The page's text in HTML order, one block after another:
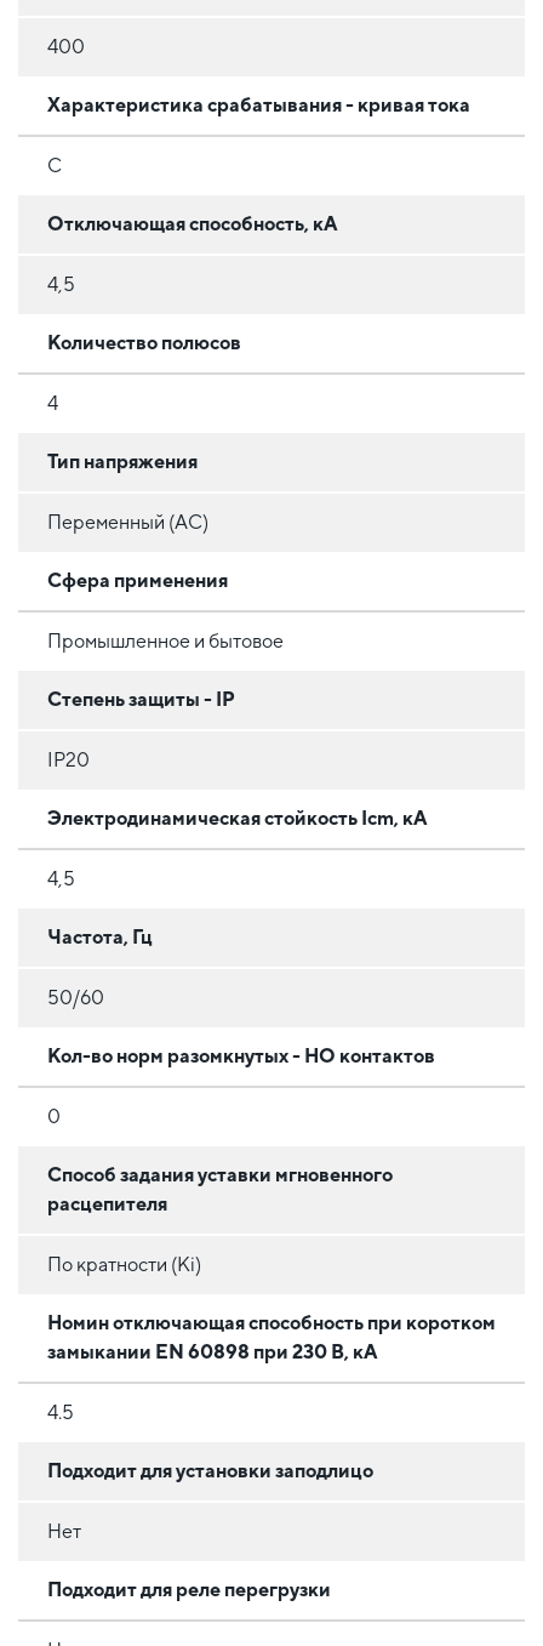
400
Характеристика срабатывания - кривая тока
C
Отключающая способность, кА
4,5
Количество полюсов
4
Тип напряжения
Переменный (AC)
Сфера применения
Промышленное и бытовое
Степень защиты - IP
IP20
Электродинамическая стойкость Icm, кА
4,5
Частота, Гц
50/60
Кол-во норм разомкнутых - НО контактов
0
Способ задания уставки мгновенного
расцепителя
По кратности (Ki)
Номин отключающая способность при коротком
замыкании EN 60898 при 230 В, кА
4.5
Подходит для установки заподлицо
Нет
Подходит для реле перегрузки